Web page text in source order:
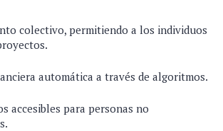
colectivo, permitiendo a los individuos
automática a través de algoritmos.
accesibles para personas no